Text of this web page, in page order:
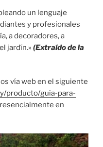
un lenguaje
y profesionales
a decoradores, a
jardín.» (Extraído de la
vía web en el siguiente
producto/guia-para-
en